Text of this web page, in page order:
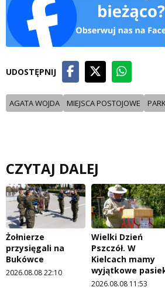
UDOSTĘPNIJ
AGATA WOJDA MIEJSCA POSTOJOWE
CZYTAJ DALEJ
Żołnierze
przysięgali na
Bukówce
2026.08.08 22:10
Wielki Dzień
Pszczół. W
Kielcach mamy
wyjątkowe
2026.08.08 11:53